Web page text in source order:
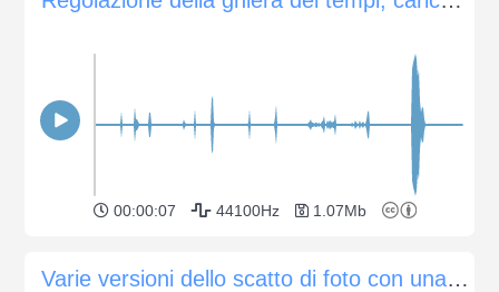
00:00:07 44100Hz 1.07Mb
Varie versioni dello scatto di foto con una moderna fotocamera Canon